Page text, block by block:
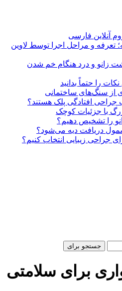
آنلاین فارسی
تعرفه و مراحل اجرا توسط لاوین
زانو و درد هنگام خم شدن
را حتماً بدانید
از سنگ‌های ساختمانی
جراحی افتادگی پلک هستند؟
با جزئیات کوچک
را تشخیص دهیم؟
دریافت دیه می‌شود؟
جراحی زیبایی انتخاب کنیم؟
جستجو برای
برای سلامتی